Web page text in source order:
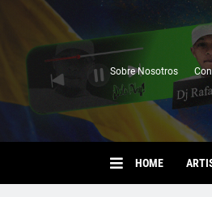
Sobre Nosotros
HOME